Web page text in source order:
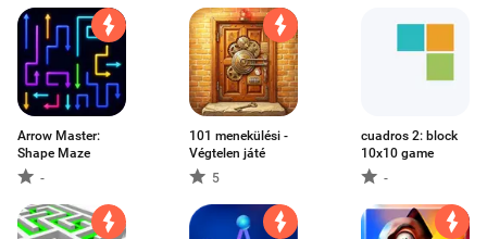
Arrow Master:
Shape Maze
-
101 menekülési -
Végtelen játé
5
cuadros 2: block
10x10 game
-